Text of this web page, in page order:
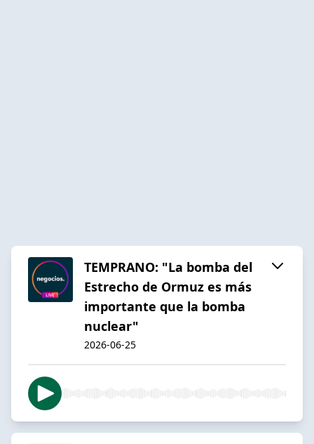
TEMPRANO: "La bomba del
Estrecho de Ormuz es más
importante que la bomba
nuclear"
2026-06-25